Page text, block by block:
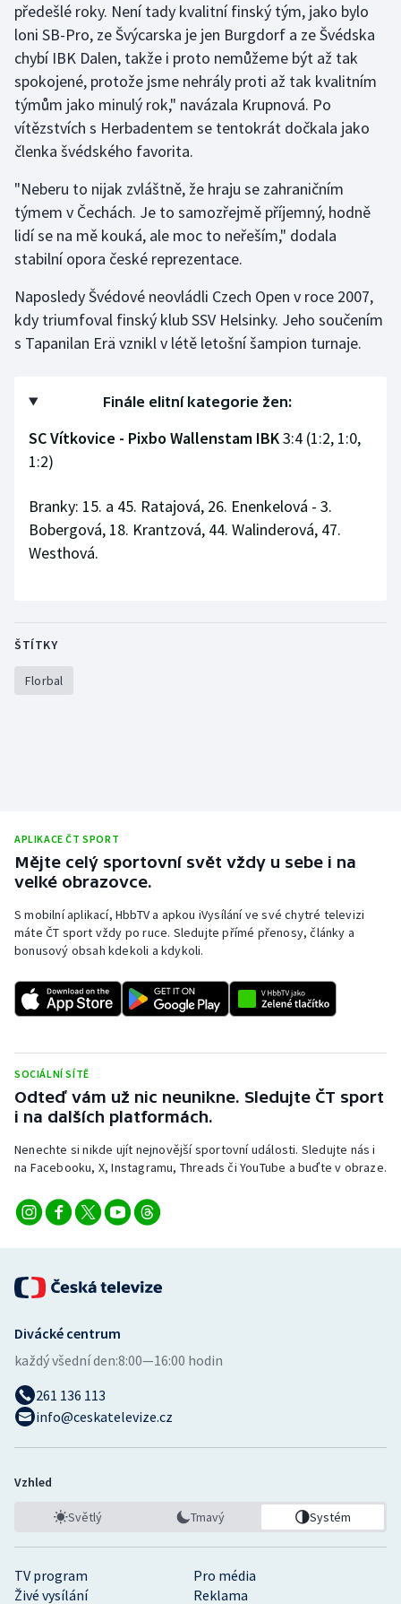
Stolní tenis
Triatlon
Veslování
Vodní slalom
Volejbal
Ostatní
předešlé roky. Není tady kvalitní finský tým, jako bylo
loni SB-Pro, ze Švýcarska je jen Burgdorf a ze Švédska
chybí IBK Dalen, takže i proto nemůžeme být až tak
spokojené, protože jsme nehrály proti až tak kvalitním
týmům jako minulý rok," navázala Krupnová. Po
vítězstvích s Herbadentem se tentokrát dočkala jako
členka švédského favorita.
"Neberu to nijak zvláštně, že hraju se zahraničním
týmem v Čechách. Je to samozřejmě příjemný, hodně
lidí se na mě kouká, ale moc to neřeším," dodala
stabilní opora české reprezentace.
Naposledy Švédové neovládli Czech Open v roce 2007,
kdy triumfoval finský klub SSV Helsinky. Jeho součením
s Tapanilan Erä vznikl v létě letošní šampion turnaje.
Finále elitní kategorie žen:
SC Vítkovice - Pixbo Wallenstam IBK3:4 (1:2, 1:0,
1:2)
Branky: 15. a 45. Ratajová, 26. Enenkelová - 3.
Bobergová, 18. Krantzová, 44. Walinderová, 47.
Westhová.
ŠTÍTKY
Florbal
APLIKACE ČT SPORT
Mějte celý sportovní svět vždy u sebe i na
velké obrazovce.
S mobilní aplikací, HbbTV a apkou iVysílání ve své chytré televizi
máte ČT sport vždy po ruce. Sledujte přímé přenosy, články a
bonusový obsah kdekoli a kdykoli.
SOCIÁLNÍ SÍTĚ
Odteď vám už nic neunikne. Sledujte ČT sport
i na dalších platformách.
Nenechte si nikde ujít nejnovější sportovní události. Sledujte nás i
na Facebooku, X, Instagramu, Threads či YouTube a buďte v obraze.
TV program
Pro média
Živé vysílání
Reklama
Divácké centrum
každý všední den:8:00—16:00 hodin
261 136 113
info@ceskatelevize.cz
Vzhled
Světlý Tmavý Systém